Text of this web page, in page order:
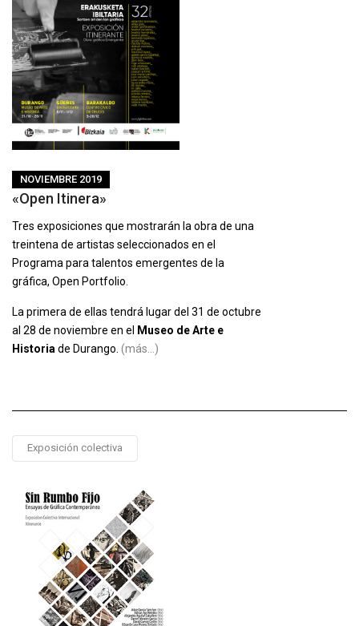
NOVIEMBRE 2019
«Open Itinera»
Tres exposiciones que mostrarán la obra de una
treintena de artistas seleccionados en el
Programa para talentos emergentes de la
gráfica, Open Portfolio.
La primera de ellas tendrá lugar del 31 de octubre
al 28 de noviembre en el
Museo de Arte e
Historia de Durango. (más…)
Exposición colectiva